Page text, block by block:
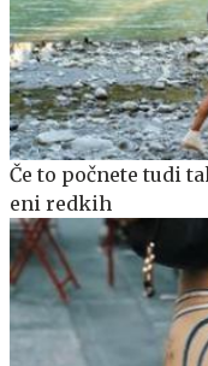
Če to počnete tudi
eni redkih